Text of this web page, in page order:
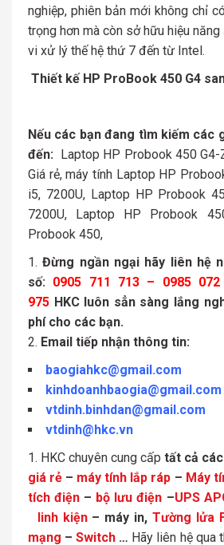
nghiệp, phiên bản mới không chỉ
trọng hơn mà còn sở hữu hiệu
vi xử lý thế hệ thứ 7 đến từ Intel.
Thiết kế HP ProBook 450 G4
Nếu các bạn đang tìm kiếm các
đến:
Laptop HP Probook 450
Giá rẻ, máy tính Laptop HP
i5, 7200U, Laptop HP Probook
7200U, Laptop HP Probook
Probook 450,
Đừng ngần ngại hãy liên hệ
số: 0905 711 713 – 0985 072
975 HKC luôn sẳn sàng lắng
phí cho các bạn.
Email tiếp nhận thông tin:
baogiahkc@gmail.com
kinhdoanhbaogia@gmail.com
vtdinh.binhdan@gmail.com
vtdinh@hkc.vn
HKC chuyên cung cấp tất cả
giá rẻ – máy tính lắp ráp – Máy
tích điện – bộ lưu điện –UPS
linh kiện– máy in, Tường lửa
mạng –Switch … Hãy liên hệ qua